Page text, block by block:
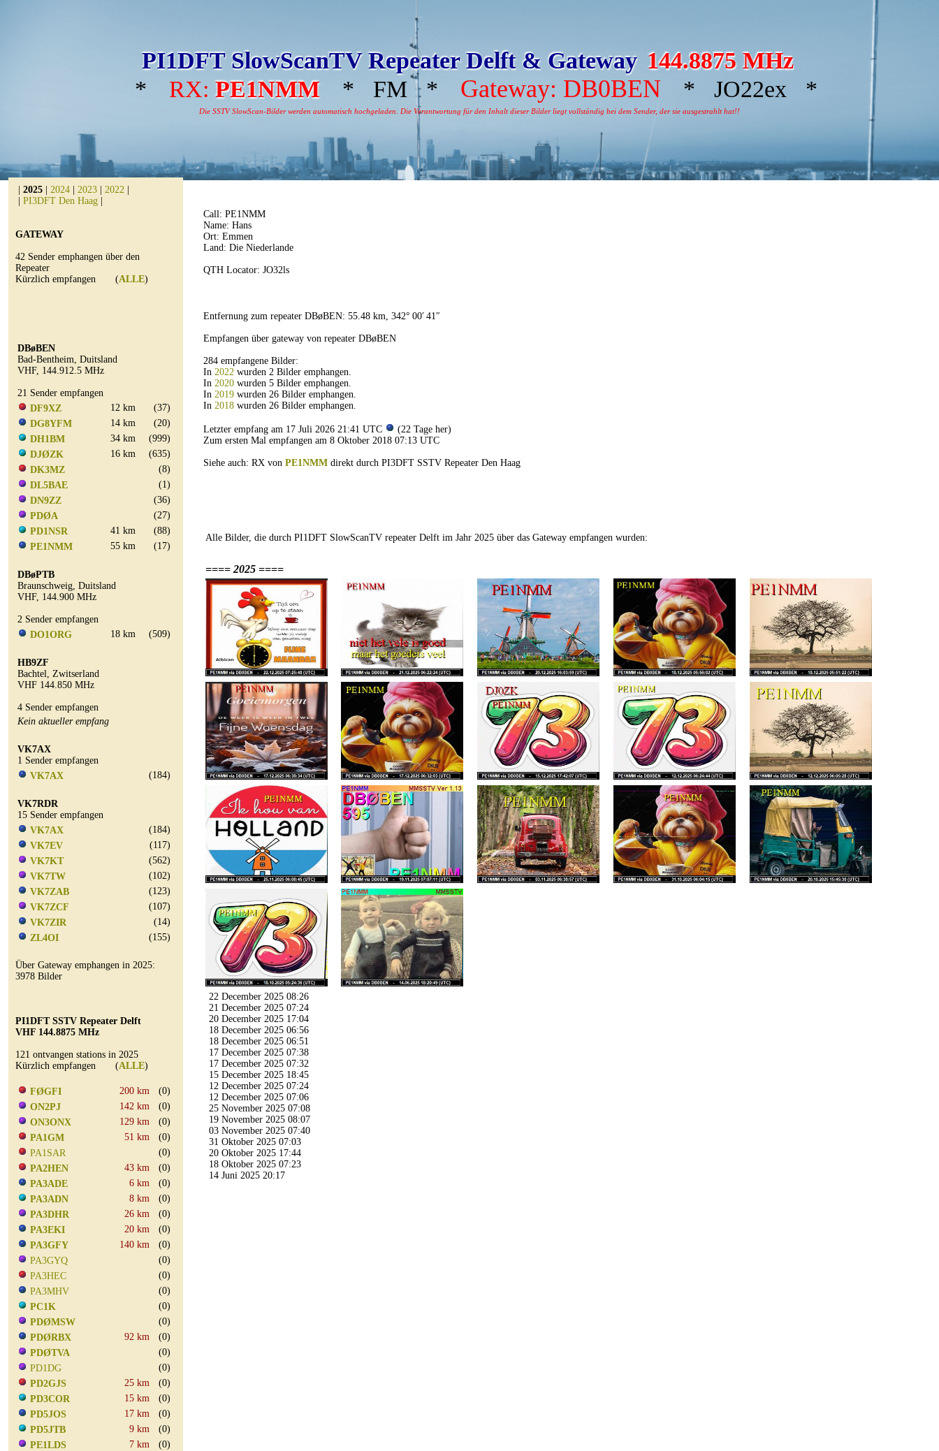
PI1DFT SlowScanTV Repeater Delft & Gateway 144.8875 MHz
*
RX: PE1NMM * FM * Gateway: DB0BEN * JO22ex *
Die SSTV SlowScan-Bilder werden automatisch hochgeladen. Die Verantwortung für den Inhalt dieser Bilder liegt vollständig bei dem Sender, der sie ausgestrahlt hat!!
2025 2024 2023 2022
PI3DFT Den Haag
GATEWAY
42 Sender emphangen über den
Repeater
Kürzlich empfangen (ALLE)
DBøBEN
Bad-Bentheim, Duitsland
VHF, 144.912.5 MHz
21 Sender empfangen
DF9XZ
12 km
(37)
DG8YFM
14 km
(20)
DH1BM
34 km
(999)
DJØZK
16 km
(635)
DK3MZ
(8)
DL5BAE
(1)
DN9ZZ
(36)
PDØA
(27)
PD1NSR
41 km
(88)
PE1NMM
55 km (17)
DBøPTB
Braunschweig, Duitsland
VHF, 144.900 MHz
2 Sender empfangen
DO1ORG
18 km (509)
HB9ZF
Bachtel, Zwitserland
VHF 144.850 MHz
4 Sender empfangen
Kein aktueller empfang
VK7AX
1 Sender empfangen
VK7AX
(184)
VK7RDR
15 Sender empfangen
VK7AX
(184)
VK7EV
(117)
VK7KT
(562)
VK7TW
(102)
VK7ZAB
(123)
VK7ZCF
(107)
VK7ZIR
(14)
ZL4OI
(155)
Über Gateway emphangen in 2025:
3978 Bilder
PI1DFT SSTV Repeater Delft
VHF 144.8875 MHz
121 ontvangen stations in 2025
Kürzlich empfangen (ALLE)
FØGFI 200 km
(0)
ON2PJ
142 km
(0)
ON3ONX
129 km
(0)
PA1GM
51 km
(0)
PA1SAR
(0)
PA2HEN
43 km
(0)
PA3ADE
6 km
(0)
PA3ADN
8 km
(0)
PA3DHR
26 km
(0)
PA3EKI
20 km
(0)
PA3GFY
140 km
(0)
PA3GYQ
(0)
PA3HEC
(0)
PA3MHV
(0)
PC1K
(0)
PDØMSW
(0)
PDØRBX
92 km
(0)
PDØTVA
(0)
PD1DG
(0)
PD2GJS
25 km
(0)
PD3COR
15 km
(0)
PD5JOS
17 km
(0)
PD5JTB
9 km
(0)
PE1LDS
7 km
(0)
Call: PE1NMM
Name: Hans
Ort: Emmen
Land: Die Niederlande
QTH Locator: JO32ls
Entfernung zum repeater DBøBEN: 55.48 km, 342° 00′ 41″
Empfangen über gateway von repeater DBøBEN
284 empfangene Bilder:
In 2022 wurden 2 Bilder emphangen.
In 2020 wurden 5 Bilder emphangen.
In 2019 wurden 26 Bilder emphangen.
In 2018 wurden 26 Bilder emphangen.
Letzter empfang am 17 Juli 2026 21:41 UTC
(22 Tage her)
Zum ersten Mal empfangen am 8 Oktober 2018 07:13 UTC
Siehe auch: RX von PE1NMM direkt durch PI3DFT SSTV Repeater Den Haag
Alle Bilder, die durch PI1DFT SlowScanTV repeater Delft im Jahr 2025 über das Gateway empfangen wurden:
==== 2025 ====
22 December 2025 08:26
21 December 2025 07:24
20 December 2025 17:04
18 December 2025 06:56
18 December 2025 06:51
17 December 2025 07:38
17 December 2025 07:32
15 December 2025 18:45
12 December 2025 07:24
12 December 2025 07:06
25 November 2025 07:08
19 November 2025 08:07
03 November 2025 07:40
31 Oktober 2025 07:03
20 Oktober 2025 17:44
18 Oktober 2025 07:23
14 Juni 2025 20:17